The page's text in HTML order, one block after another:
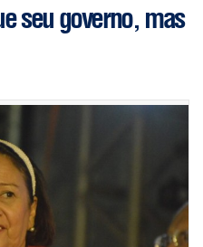
seu governo, mas